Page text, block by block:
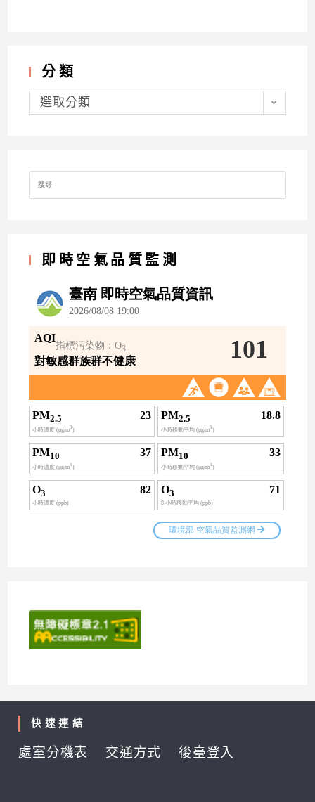
分類
分
類選取分類
Search
for:
即時空氣品質監測
快速連結
處室分機表 交通方式 後臺登入